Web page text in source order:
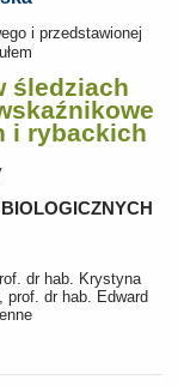
i przedstawionej
śledziach
i rybackich
dr hab. Krystyna
prof. dr hab. Edward